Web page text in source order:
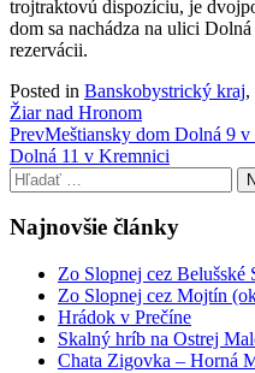
trojtraktovú dispozíciu, je
dom sa nachádza na ulici
rezervácii.
Posted in Banskobystrický kraj,
Žiar nad Hronom
Post
navigation
PrevMeštiansky dom Dolná 9
Dolná 11 v Kremnici
Hľadať:
Najnovšie články
Zo Slopnej cez Belušské
Zo Slopnej cez Mojtín
Hrádok v Prečíne
Skalný hríb na Ostrej
Chata Zigovka – Horná